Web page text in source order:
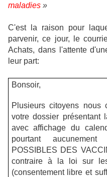
maladies »
C'est la raison pour
parvenir, ce jour, le
Achats, dans l'attente
leur part:
Bonsoir,
Plusieurs citoyens nous
votre dossier présentant
avec affichage du
pourtant
POSSIBLES DES
contraire à la loi sur
(consentement libre et